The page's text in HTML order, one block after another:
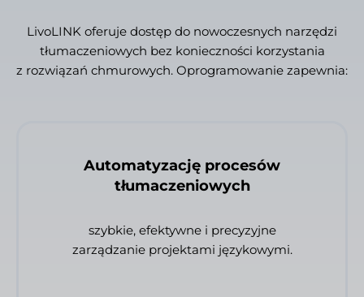
LivoLINK oferuje dostęp do nowoczesnych narzędzi
tłumaczeniowych bez konieczności korzystania
z rozwiązań chmurowych. Oprogramowanie zapewnia:
Automatyzację procesów
tłumaczeniowych
szybkie, efektywne i precyzyjne
zarządzanie projektami językowymi.